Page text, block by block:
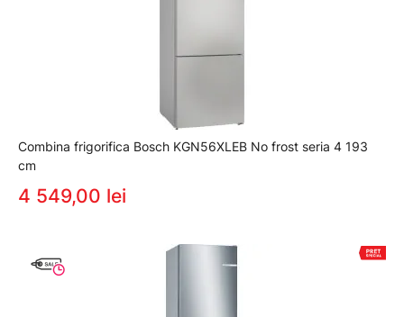
Combina frigorifica Bosch KGN56XLEB No frost seria 4 193
cm
4 549,00 lei